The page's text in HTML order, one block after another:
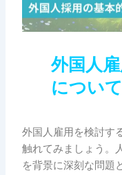
外国人
について
外国人雇用を検討す
触れてみましょう。
を背景に深刻な問題